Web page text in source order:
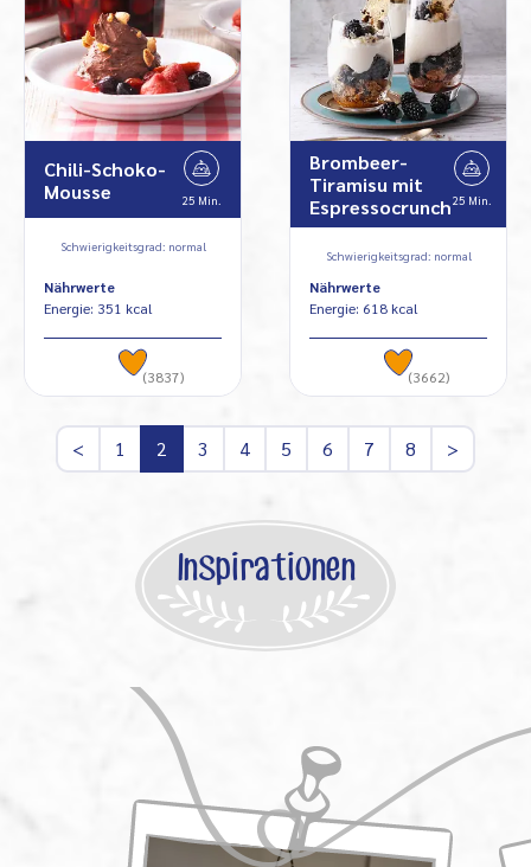
Chili-Schoko-
Mousse
25 Min.
Schwierigkeitsgrad: normal
Nährwerte
Energie: 351 kcal
(3837)
Brombeer-
Tiramisu mit
Espressocrunch25 Min.
Schwierigkeitsgrad: normal
Nährwerte
Energie: 618 kcal
(3662)
< 1 2 3 4 5 6 7 8 >
Inspirationen